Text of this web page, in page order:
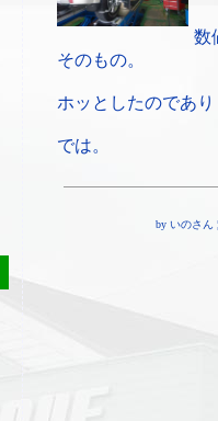
数
そのもの。
ホッとしたのであ
では。
by いのさん